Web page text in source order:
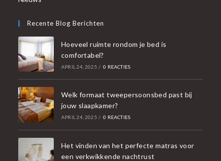
Recente Blog Berichten
Hoeveel ruimte rondom je bed is
comfortabel?
APRIL 24, 2025 / 0 REACTIES
Welk formaat tweepersoonsbed past bij
jouw slaapkamer?
APRIL 24, 2025 / 0 REACTIES
Het vinden van het perfecte matras voor
een verkwikkende nachtrust